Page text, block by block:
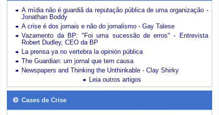
A mídia não é guardiã da reputação pública de uma organização -
Jonathan Boddy
A crise é dos jornais e não do jornalismo - Gay Talese
Vazamento da BP: "Foi uma sucessão de erros" - Entrevista
Robert Dudley, CEO da BP
La prensa ya no vertebra la opinión pública
The Guardian: um jornal que tem causa
Newspapers and Thinking the Unthinkable - Clay Shirky
Leia outros artigos
Cases de Crise